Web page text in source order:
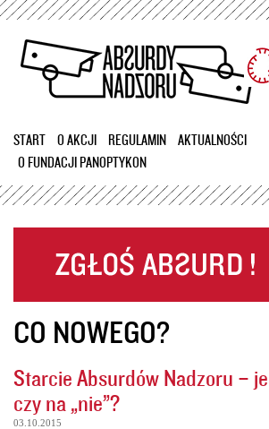
Przejdź
treści
START O AKCJI REGULAMIN
AKTUALNOŚCI
O FUNDACJI PANOPTYKON
CO NOWEGO?
Starcie Absurdów Nadzoru –
czy na „nie”?
03.10.2015